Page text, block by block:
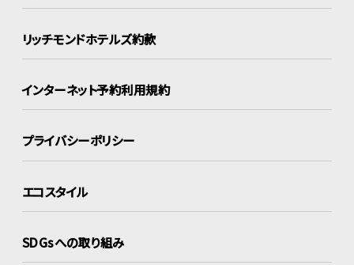
リッチモンドホテルズ約款
インターネット予約利用規約
プライバシーポリシー
エコスタイル
SDGsへの取り組み